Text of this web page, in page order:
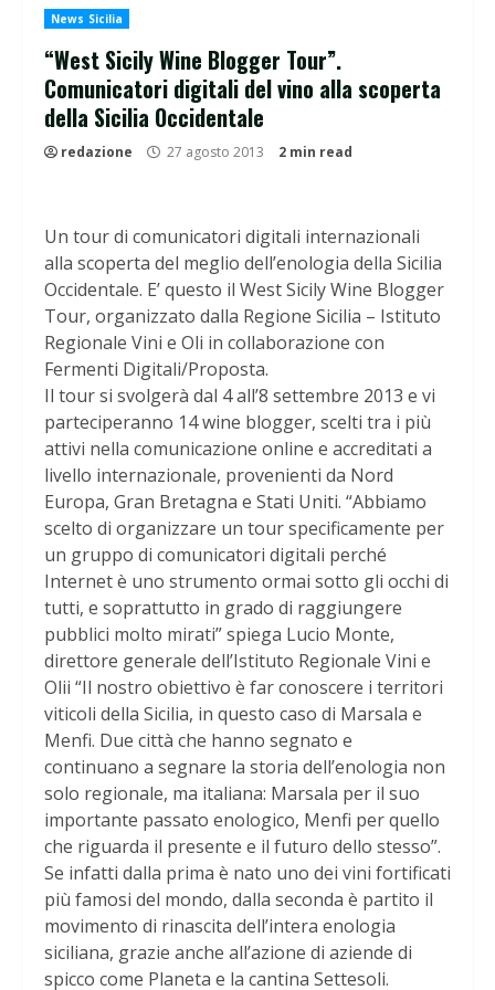
News Sicilia
“West Sicily Wine Blogger Tour”.
Comunicatori digitali del vino alla scoperta
della Sicilia Occidentale
redazione 27 agosto 2013 2 min read
Un tour di comunicatori digitali internazionali
alla scoperta del meglio dell’enologia della Sicilia
Occidentale. E’ questo il West Sicily Wine Blogger
Tour, organizzato dalla Regione Sicilia – Istituto
Regionale Vini e Oli in collaborazione con
Fermenti Digitali/Proposta.
Il tour si svolgerà dal 4 all’8 settembre 2013 e vi
parteciperanno 14 wine blogger, scelti tra i più
attivi nella comunicazione online e accreditati a
livello internazionale, provenienti da Nord
Europa, Gran Bretagna e Stati Uniti. “Abbiamo
scelto di organizzare un tour specificamente per
un gruppo di comunicatori digitali perché
Internet è uno strumento ormai sotto gli occhi di
tutti, e soprattutto in grado di raggiungere
pubblici molto mirati” spiega Lucio Monte,
direttore generale dell’Istituto Regionale Vini e
Olii “Il nostro obiettivo è far conoscere i territori
viticoli della Sicilia, in questo caso di Marsala e
Menfi. Due città che hanno segnato e
continuano a segnare la storia dell’enologia non
solo regionale, ma italiana: Marsala per il suo
importante passato enologico, Menfi per quello
che riguarda il presente e il futuro dello stesso”.
Se infatti dalla prima è nato uno dei vini fortificati
più famosi del mondo, dalla seconda è partito il
movimento di rinascita dell’intera enologia
siciliana, grazie anche all’azione di aziende di
spicco come Planeta e la cantina Settesoli.